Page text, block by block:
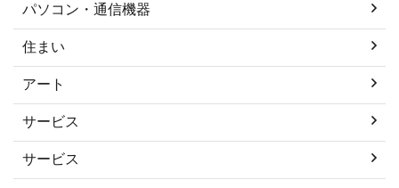
パソコン・通信機器
住まい
アート
サービス
サービス